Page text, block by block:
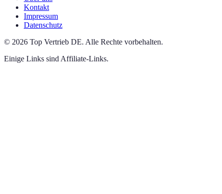
Kontakt
Impressum
Datenschutz
© 2026 Top Vertrieb DE. Alle Rechte vorbehalten.
Einige Links sind Affiliate-Links.